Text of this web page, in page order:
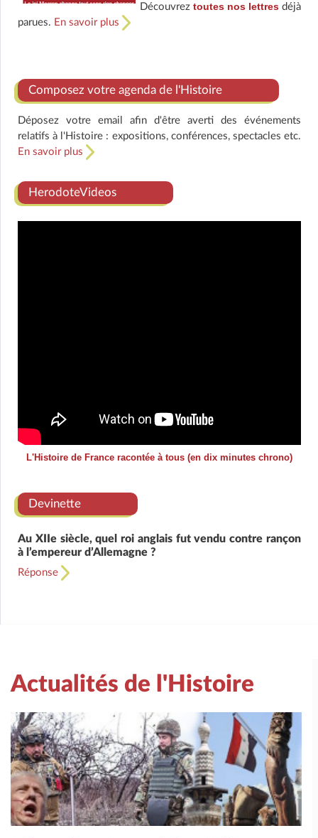
Découvrez toutes nos lettresdéjà
parues. En savoir plus
Composez votre agenda de l'Histoire
Déposez votre email afin d'être averti des événements
relatifs à l'Histoire : expositions, conférences, spectacles etc.
En savoir plus
HerodoteVideos
L'Histoire de France racontée à tous (en dix minutes chrono)
Devinette
Au XIIe siècle, quel roi anglais fut vendu contre rançon
à l’empereur d’Allemagne ?
Réponse
Actualités de l'Histoire